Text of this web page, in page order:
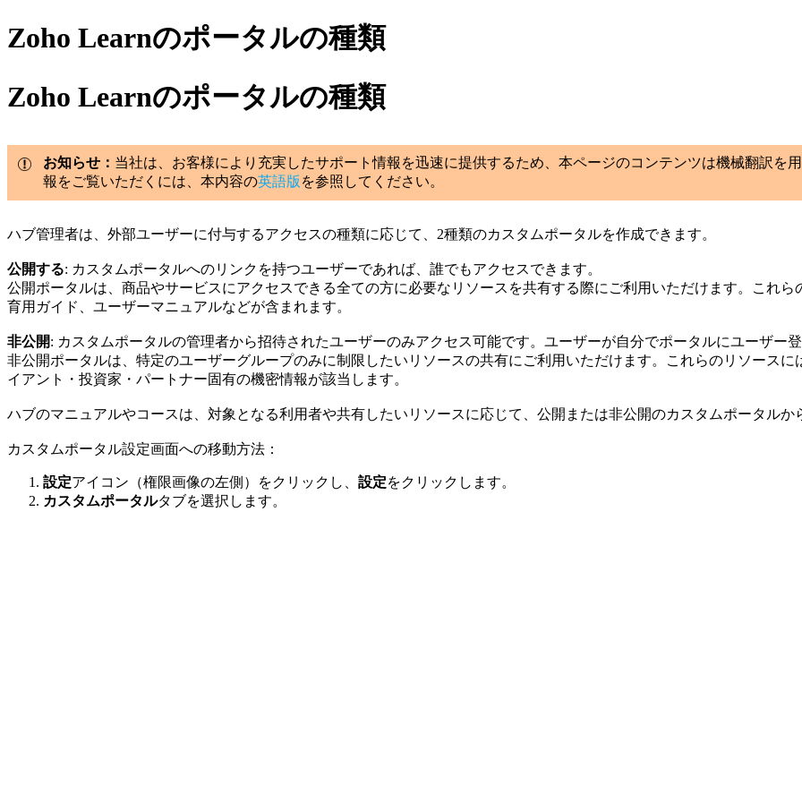
Zoho Learnのポータルの種類
Zoho Learnのポータルの種類
お知らせ： 当社は、お客様により充実したサポート情報を迅速に提供するため、本ページのコンテンツは機械翻訳を
報をご覧いただくには、本内容の英語版 を参照してください。
ハブ管理者は、外部ユーザーに付与するアクセスの種類に応じて、2種類のカスタムポータルを作成できます。
公開する: カスタムポータルへのリンクを持つユーザーであれば、誰でもアクセスできます。
公開ポータルは、商品やサービスにアクセスできる全ての方に必要なリソースを共有する際にご利用いただけます。これ
育用ガイド、ユーザーマニュアルなどが含まれます。
非公開: カスタムポータルの管理者から招待されたユーザーのみアクセス可能です。ユーザーが自分でポータルにユーザー
非公開ポータルは、特定のユーザーグループのみに制限したいリソースの共有にご利用いただけます。これらのリソース
イアント・投資家・パートナー固有の機密情報が該当します。
ハブのマニュアルやコースは、対象となる利用者や共有したいリソースに応じて、公開または非公開のカスタムポータルか
カスタムポータル設定画面への移動方法：
設定アイコン（権限画像の左側）をクリックし、 設定をクリックします。
カスタムポータルタブを選択します。